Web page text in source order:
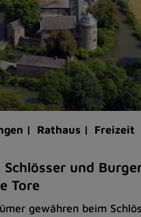
| Rathaus | Freizeit
Schlösser und
Tore
gewähren beim